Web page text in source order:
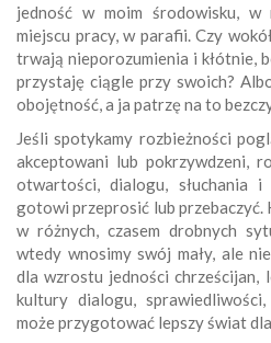
jedność w moim środowisku,
miejscu pracy, w parafii. Czy
trwają nieporozumienia i kłótnie,
przystaję ciągle przy swoich?
obojętność, a ja patrzę na to
Jeśli spotykamy rozbieżności
akceptowani lub pokrzywdzeni,
otwartości, dialogu, słuchania
gotowi przeprosić lub przebaczyć.
w różnych, czasem drobnych
wtedy wnosimy swój mały, ale
dla wzrostu jedności
kultury dialogu,
może przygotować lepszy świat